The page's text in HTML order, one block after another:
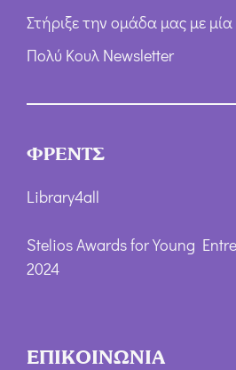
Στήριξε την ομάδα μας με
Πολύ Κουλ Newsletter
ΦΡΕΝΤΣ
Library4all
Stelios Awards for Young
2024
ΕΠΙΚΟΙΝΩΝΙΑ